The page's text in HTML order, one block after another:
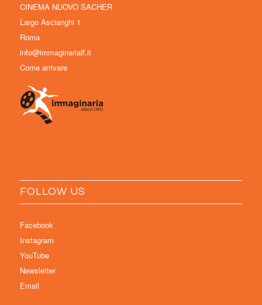
CINEMA NUOVO SACHER
Largo Ascianghi 1
Roma
info@immaginariaff.it
Come arrivare
FOLLOW US
Facebook
Instagram
YouTube
Newsletter
Email